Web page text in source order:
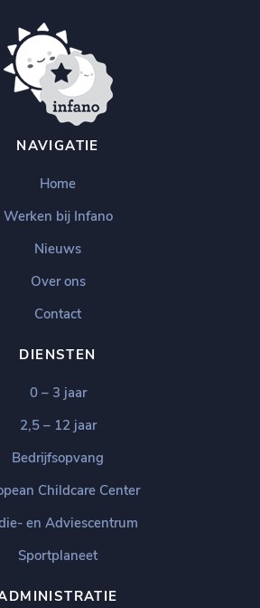
NAVIGATIE
Home
Werken bij Infano
Nieuws
Over ons
Contact
DIENSTEN
0 – 3 jaar
2,5 – 12 jaar
Bedrijfsopvang
Childcare Center
en Adviescentrum
Sportplaneet